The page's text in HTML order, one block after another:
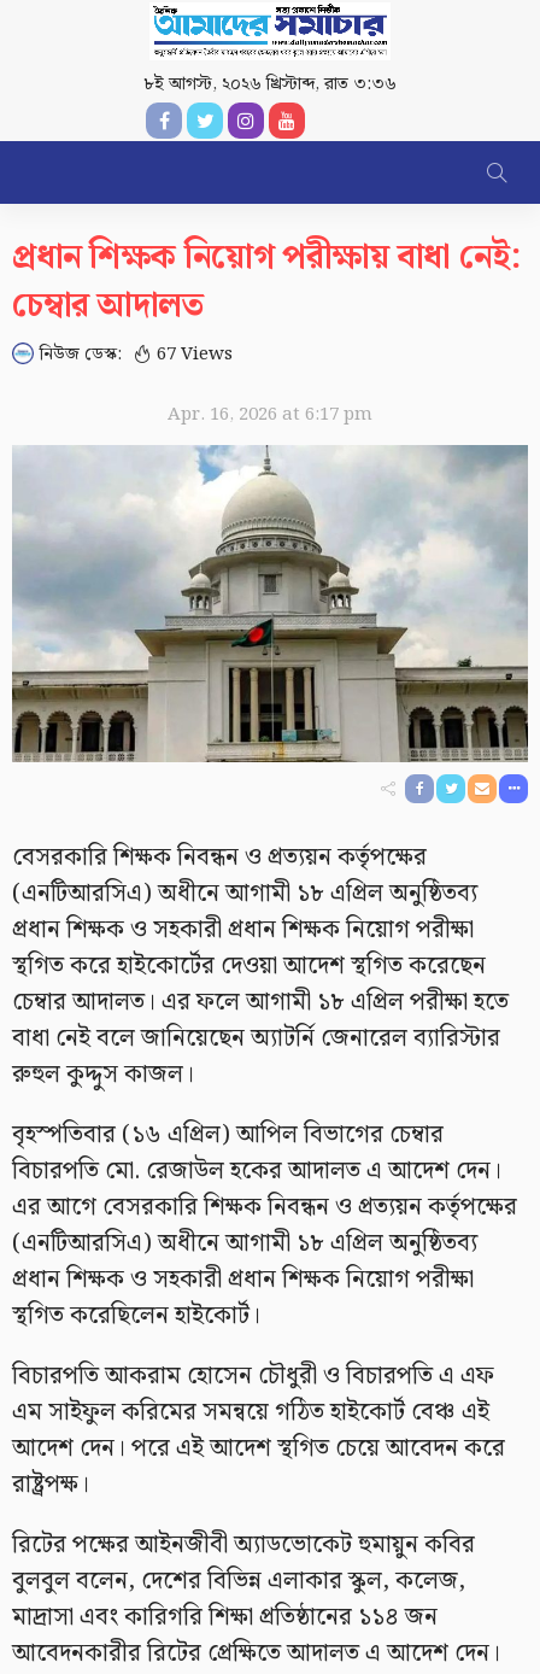
৮ই আগস্ট, ২০২৬ খ্রিস্টাব্দ,রাত ৩:৩৬
প্রধান শিক্ষক নিয়োগ পরীক্ষায় বাধা নেই:
চেম্বার আদালত
নিউজ ডেস্ক: 67 Views
Apr. 16, 2026 at 6:17 pm
বেসরকারি শিক্ষক নিবন্ধন ও প্রত্যয়ন কর্তৃপক্ষের
(এনটিআরসিএ) অধীনে আগামী ১৮ এপ্রিল অনুষ্ঠিতব্য
প্রধান শিক্ষক ও সহকারী প্রধান শিক্ষক নিয়োগ পরীক্ষা
স্থগিত করে হাইকোর্টের দেওয়া আদেশ স্থগিত করেছেন
চেম্বার আদালত। এর ফলে আগামী ১৮ এপ্রিল পরীক্ষা হতে
বাধা নেই বলে জানিয়েছেন অ্যাটর্নি জেনারেল ব্যারিস্টার
রুহুল কুদ্দুস কাজল।
বৃহস্পতিবার (১৬ এপ্রিল) আপিল বিভাগের চেম্বার
বিচারপতি মো. রেজাউল হকের আদালত এ আদেশ দেন।
এর আগে বেসরকারি শিক্ষক নিবন্ধন ও প্রত্যয়ন কর্তৃপক্ষের
(এনটিআরসিএ) অধীনে আগামী ১৮ এপ্রিল অনুষ্ঠিতব্য
প্রধান শিক্ষক ও সহকারী প্রধান শিক্ষক নিয়োগ পরীক্ষা
স্থগিত করেছিলেন হাইকোর্ট।
বিচারপতি আকরাম হোসেন চৌধুরী ও বিচারপতি এ এফ
এম সাইফুল করিমের সমন্বয়ে গঠিত হাইকোর্ট বেঞ্চ এই
আদেশ দেন। পরে এই আদেশ স্থগিত চেয়ে আবেদন করে
রাষ্ট্রপক্ষ।
রিটের পক্ষের আইনজীবী অ্যাডভোকেট হুমায়ুন কবির
বুলবুল বলেন, দেশের বিভিন্ন এলাকার স্কুল, কলেজ,
মাদ্রাসা এবং কারিগরি শিক্ষা প্রতিষ্ঠানের ১১৪ জন
আবেদনকারীর রিটের প্রেক্ষিতে আদালত এ আদেশ দেন।